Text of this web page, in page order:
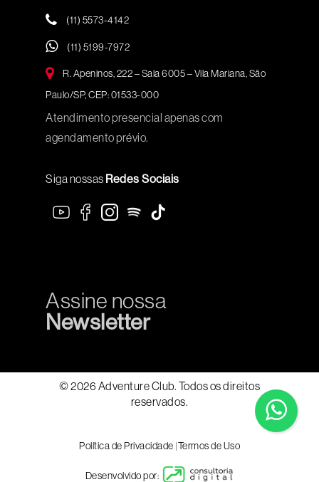
(11) 5573-4142
(11) 5199-7972
R. Apeninos, 222 – Sala 6005 – Vila Mariana, São
Paulo/SP, CEP: 01533-000
Atendimento presencial apenas com
agendamento prévio.
Siga nossas Redes Sociais
Assine nossa
Newsletter
© 2026 Adventure Club. Todos os direitos
reservados.
Política de Privacidade |Termos de Uso
Desenvolvido por: